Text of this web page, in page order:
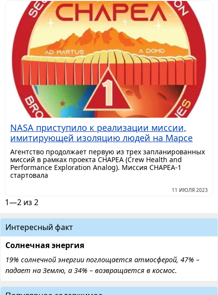
NASA приступило к реализации миссии,
имитирующей изоляцию людей на Марсе
Агентство продолжает первую из трех запланированных
миссий в рамках проекта CHAPEA (Crew Health and
Performance Exploration Analog). Миссия CHAPEA-1
стартовала
11 ИЮЛЯ 2023
1—2 из 2
Интересный факт
Солнечная энергия
19% солнечной энергии поглощается атмосферой, 47% –
падает на Землю, а 34% – возвращается в космос.